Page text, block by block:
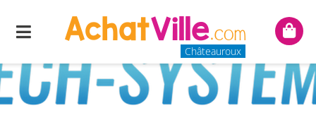
Menu
Châteauroux
Mon